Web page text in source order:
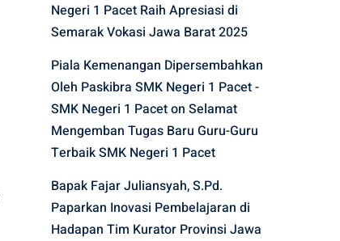
Negeri 1 Pacet Raih Apresiasi di
Semarak Vokasi Jawa Barat 2025
Piala Kemenangan Dipersembahkan
Oleh Paskibra SMK Negeri 1 Pacet -
SMK Negeri 1 Paceton Selamat
Mengemban Tugas Baru Guru-Guru
Terbaik SMK Negeri 1 Pacet
Bapak Fajar Juliansyah, S.Pd.
Paparkan Inovasi Pembelajaran di
Hadapan Tim Kurator Provinsi Jawa